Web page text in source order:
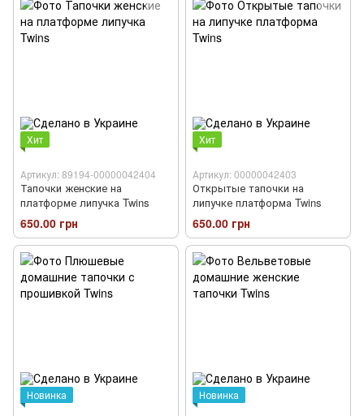
Хит
Артикул: 89194-00000042404
Тапочки женские на
платформе липучка Twins
650.00 грн
Хит
Артикул: 00000042403
Открытые тапочки на
липучке платформа Twins
650.00 грн
Новинка Новинка